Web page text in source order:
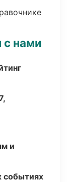
нами
и
событиях